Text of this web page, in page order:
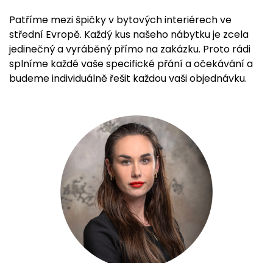
Patříme mezi špičky v bytových interiérech ve
střední Evropě. Každý kus našeho nábytku je zcela
jedinečný a vyráběný přímo na zakázku. Proto rádi
splníme každé vaše specifické přání a očekávání a
budeme individuálně řešit každou vaši objednávku.